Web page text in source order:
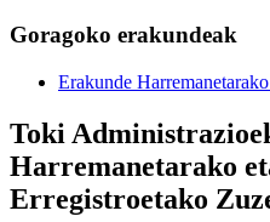
Goragoko erakundeak
Erakunde
Toki
Harremanetarako
Erregistroetako